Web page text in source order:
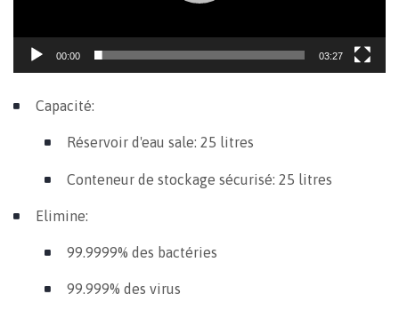
00:00 03:27
Capacité:
Réservoir d'eau sale: 25 litres
Conteneur de stockage sécurisé: 25 litres
Elimine:
99.9999% des bactéries
99.999% des virus